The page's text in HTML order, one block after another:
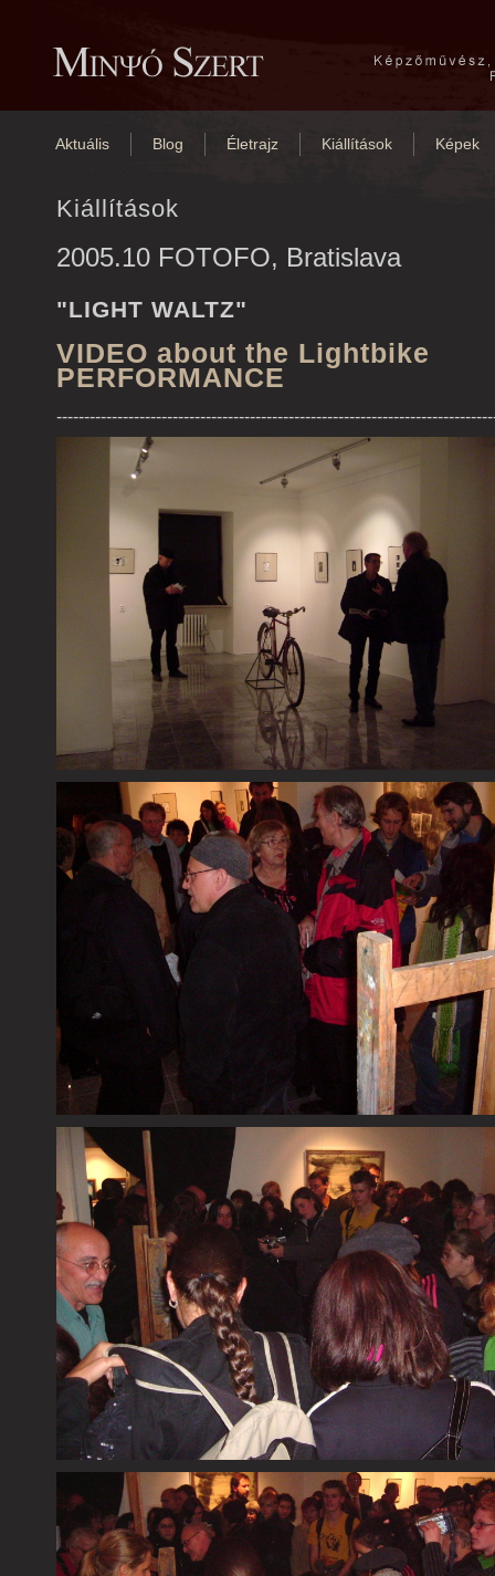
Aktuális Blog Életrajz Kiállítások Képek
Kiállítások
2005.10 FOTOFO, Bratislava
"LIGHT WALTZ"
VIDEO about the Lightbike
PERFORMANCE